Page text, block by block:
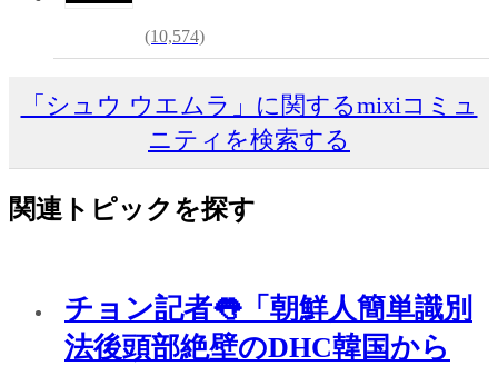
(10,574)
「シュウ ウエムラ」に関するmixiコミュ
ニティを検索する
関連トピックを探す
チョン記者👅「朝鮮人簡単識別
法後頭部絶壁のDHC韓国から